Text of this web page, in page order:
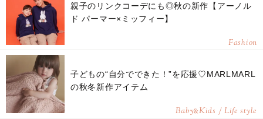
親子のリンクコーデにも◎秋の新作【アーノル
ド パーマー×ミッフィー】
Fashion
子どもの“自分でできた！”を応援♡MARLMARL
の秋冬新作アイテム
Baby&Kids / Life style